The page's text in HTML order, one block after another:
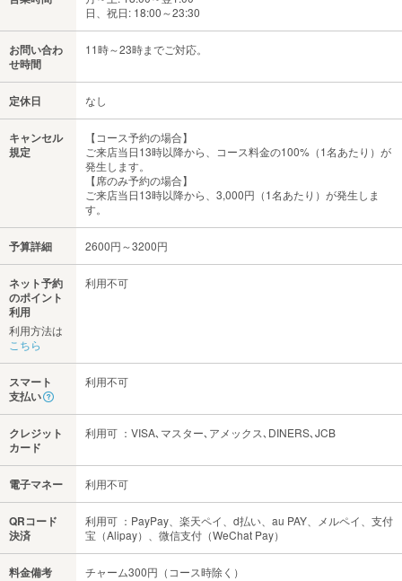
日、祝日: 18:00～23:30
お問い合わ
せ時間
11時～23時までご対応。
定休日 なし
キャンセル
規定
【コース予約の場合】
ご来店当日13時以降から、コース料金の100%（1名あたり）が
発生します。
【席のみ予約の場合】
ご来店当日13時以降から、3,000円（1名あたり）が発生しま
す。
予算詳細 2600円～3200円
ネット予約
のポイント
利用
利用方法は
こちら
利用不可
スマート
支払い
利用不可
クレジット
カード
利用可 ：VISA､マスター､アメックス､DINERS､JCB
電子マネー 利用不可
QRコード
決済
利用可 ：PayPay、楽天ペイ、d払い、au PAY、メルペイ、支付
宝（Alipay）、微信支付（WeChat Pay）
料金備考 チャーム300円（コース時除く）